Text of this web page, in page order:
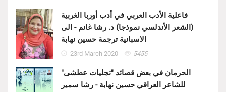
فاعلية الأدب العربي في أدب أوربا الغربية
(الشعر الأندلسي نموذجا) د. رشا غانم - الى
الاسبانية ترجمة حسين نهابة
23rd March 2020 5455
الحرمان في بعض قصائد "تجليات عطشى"
للشاعر العراقي حسين نهابة - رشا سمير